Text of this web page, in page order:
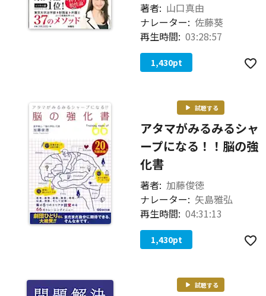
著者: 山口真由
ナレーター: 佐藤葵
再生時間: 03:28:57
1,430pt
試聴する
アタマがみるみるシャ
ープになる！！脳の強
化書
著者: 加藤俊徳
ナレーター: 矢島雅弘
再生時間: 04:31:13
1,430pt
試聴する